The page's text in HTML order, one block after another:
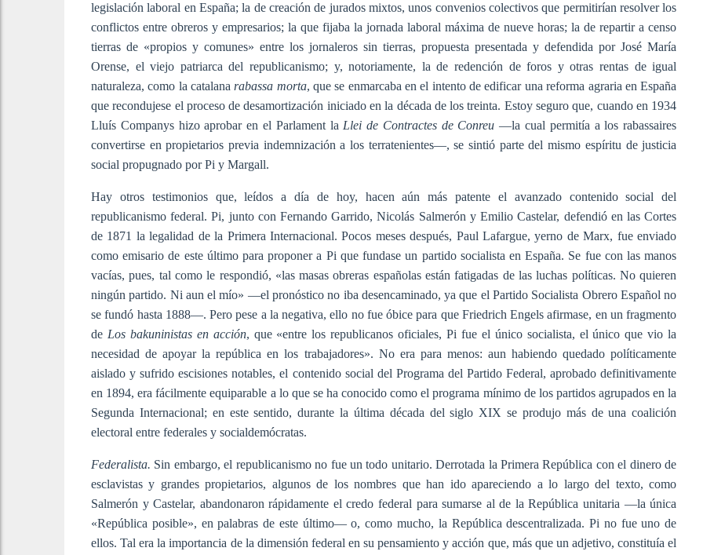
legislación laboral en España; la de creación de jurados mixtos, unos convenios colectivos que permitirían resolver los
conflictos entre obreros y empresarios; la que fijaba la jornada laboral máxima de nueve horas; la de repartir a censo
tierras de «propios y comunes» entre los jornaleros sin tierras, propuesta presentada y defendida por José María
Orense, el viejo patriarca del republicanismo; y, notoriamente, la de redención de foros y otras rentas de igual
naturaleza, como la catalana rabassa morta, que se enmarcaba en el intento de edificar una reforma agraria en España
que recondujese el proceso de desamortización iniciado en la década de los treinta. Estoy seguro que, cuando en 1934
Lluís Companys hizo aprobar en el Parlament la Llei de Contractes de Conreu —la cual permitía a los rabassaires
convertirse en propietarios previa indemnización a los terratenientes—, se sintió parte del mismo espíritu de justicia
social propugnado por Pi y Margall.
Hay otros testimonios que, leídos a día de hoy, hacen aún más patente el avanzado contenido social del
republicanismo federal. Pi, junto con Fernando Garrido, Nicolás Salmerón y Emilio Castelar, defendió en las Cortes
de 1871 la legalidad de la Primera Internacional. Pocos meses después, Paul Lafargue, yerno de Marx, fue enviado
como emisario de este último para proponer a Pi que fundase un partido socialista en España. Se fue con las manos
vacías, pues, tal como le respondió, «las masas obreras españolas están fatigadas de las luchas políticas. No quieren
ningún partido. Ni aun el mío» —el pronóstico no iba desencaminado, ya que el Partido Socialista Obrero Español no
se fundó hasta 1888—. Pero pese a la negativa, ello no fue óbice para que Friedrich Engels afirmase, en un fragmento
de Los bakuninistas en acción, que «entre los republicanos oficiales, Pi fue el único socialista, el único que vio la
necesidad de apoyar la república en los trabajadores». No era para menos: aun habiendo quedado políticamente
aislado y sufrido escisiones notables, el contenido social del Programa del Partido Federal, aprobado definitivamente
en 1894, era fácilmente equiparable a lo que se ha conocido como el programa mínimo de los partidos agrupados en la
Segunda Internacional; en este sentido, durante la última década del siglo XIX se produjo más de una coalición
electoral entre federales y socialdemócratas.
Federalista. Sin embargo, el republicanismo no fue un todo unitario. Derrotada la Primera República con el dinero de
esclavistas y grandes propietarios, algunos de los nombres que han ido apareciendo a lo largo del texto, como
Salmerón y Castelar, abandonaron rápidamente el credo federal para sumarse al de la República unitaria —la única
«República posible», en palabras de este último— o, como mucho, la República descentralizada. Pi no fue uno de
ellos. Tal era la importancia de la dimensión federal en su pensamiento y acción que, más que un adjetivo, constituía el